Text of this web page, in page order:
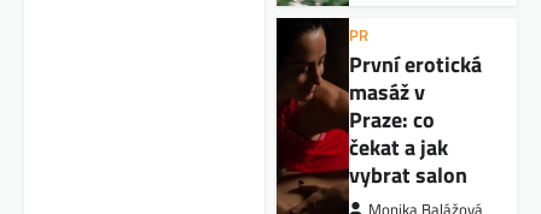
PR
První erotická
masáž v
Praze: co
čekat a jak
vybrat salon